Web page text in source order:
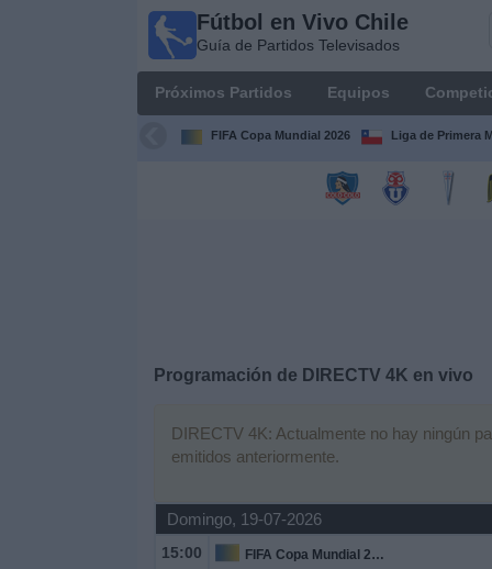
Fútbol en Vivo Chile
Guía de Partidos Televisados
Próximos Partidos Equipos
FIFA Copa Mundial 2026 Liga de Primera
Programación de DIRECTV 4K en vivo
DIRECTV 4K: Actualmente no hay ningún
emitidos anteriormente.
Domingo, 19-07-2026
15:00
FIFA Copa Mundial 2026